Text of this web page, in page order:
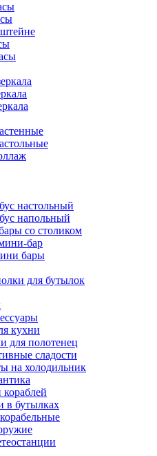
настольный
напольный
со столиком
бар
бары
для бутылок
кухни
для полотенец
сладости
на холодильник
в бутылках